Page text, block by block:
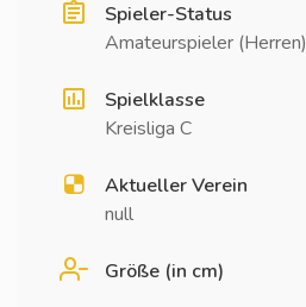
Spieler-Status
Amateurspieler (Herren)
Spielklasse
Kreisliga C
Aktueller Verein
null
Größe (in cm)